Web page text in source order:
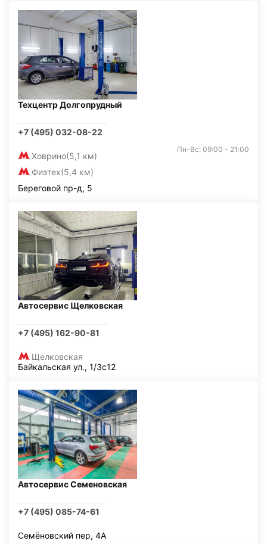
Техцентр Долгопрудный
+7 (495) 032-08-22
Ховрино(5,1 км)
Физтех(5,4 км)
Пн-Вс: 09:00 - 21:00
Береговой пр-д, 5
Автосервис Щелковская
+7 (495) 162-90-81
Щелковская
Байкальская ул., 1/3с12
Автосервис Семеновская
+7 (495) 085-74-61
Семёновский пер, 4А